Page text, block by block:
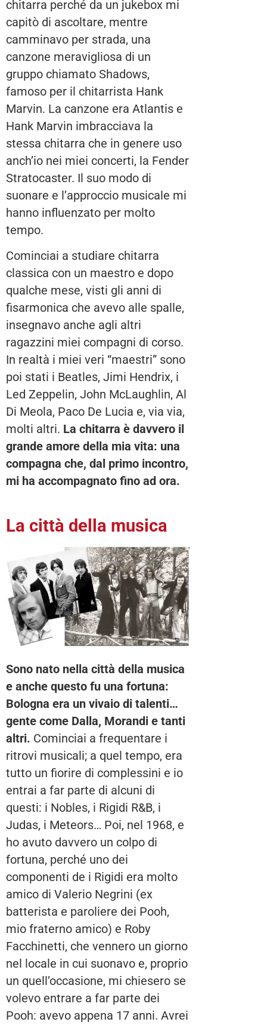
chitarra perché da un jukebox mi
capitò di ascoltare, mentre
camminavo per strada, una
canzone meravigliosa di un
gruppo chiamato Shadows,
famoso per il chitarrista Hank
Marvin. La canzone era Atlantis e
Hank Marvin imbracciava la
stessa chitarra che in genere uso
anch’io nei miei concerti, la Fender
Stratocaster. Il suo modo di
suonare e l’approccio musicale mi
hanno influenzato per molto
tempo.
Cominciai a studiare chitarra
classica con un maestro e dopo
qualche mese, visti gli anni di
fisarmonica che avevo alle spalle,
insegnavo anche agli altri
ragazzini miei compagni di corso.
In realtà i miei veri “maestri” sono
poi stati i Beatles, Jimi Hendrix, i
Led Zeppelin, John McLaughlin, Al
Di Meola, Paco De Lucia e, via via,
molti altri. La chitarra è davvero il
grande amore della mia vita: una
compagna che, dal primo incontro,
mi ha accompagnato fino ad ora.
La città della musica
Sono nato nella città della musica
e anche questo fu una fortuna:
Bologna era un vivaio di talenti…
gente come Dalla, Morandi e tanti
altri. Cominciai a frequentare i
ritrovi musicali; a quel tempo, era
tutto un fiorire di complessini e io
entrai a far parte di alcuni di
questi: i Nobles, i Rigidi R&B, i
Judas, i Meteors… Poi, nel 1968, e
ho avuto davvero un colpo di
fortuna, perché uno dei
componenti de i Rigidi era molto
amico di Valerio Negrini (ex
batterista e paroliere dei Pooh,
mio fraterno amico) e Roby
Facchinetti, che vennero un giorno
nel locale in cui suonavo e, proprio
un quell’occasione, mi chiesero se
volevo entrare a far parte dei
Pooh: avevo appena 17 anni. Avrei